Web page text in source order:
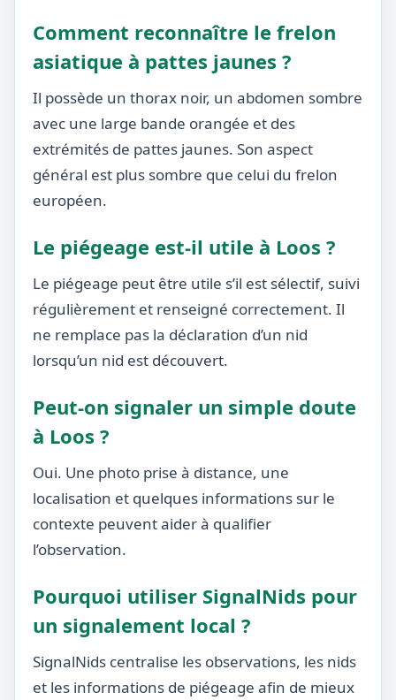
Comment reconnaître le frelon
asiatique à pattes jaunes ?
Il possède un thorax noir, un abdomen sombre
avec une large bande orangée et des
extrémités de pattes jaunes. Son aspect
général est plus sombre que celui du frelon
européen.
Le piégeage est-il utile à Loos ?
Le piégeage peut être utile s’il est sélectif, suivi
régulièrement et renseigné correctement. Il
ne remplace pas la déclaration d’un nid
lorsqu’un nid est découvert.
Peut-on signaler un simple doute
à Loos ?
Oui. Une photo prise à distance, une
localisation et quelques informations sur le
contexte peuvent aider à qualifier
l’observation.
Pourquoi utiliser SignalNids pour
un signalement local ?
SignalNids centralise les observations, les nids
et les informations de piégeage afin de mieux